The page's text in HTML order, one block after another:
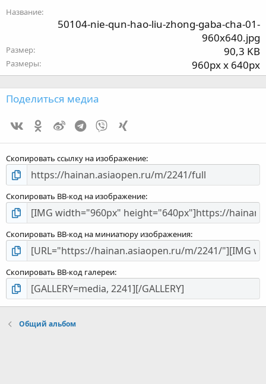
з
Название
50104-nie-qun-hao-liu-zhong-gaba-cha-01-
960x640.jpg
Размер 90,3 KB
Размеры 960px x 640px
Поделиться медиа
Vk
Ok WeiboTelegram
Viber
Скопировать ссылку на изображение
Скопировать BB-код на изображение
Скопировать BB-код на миниатюру изображения
Скопировать BB-код галереи
Общий альбом